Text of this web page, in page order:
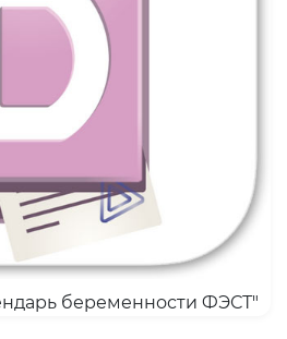
беременности ФЭСТ"